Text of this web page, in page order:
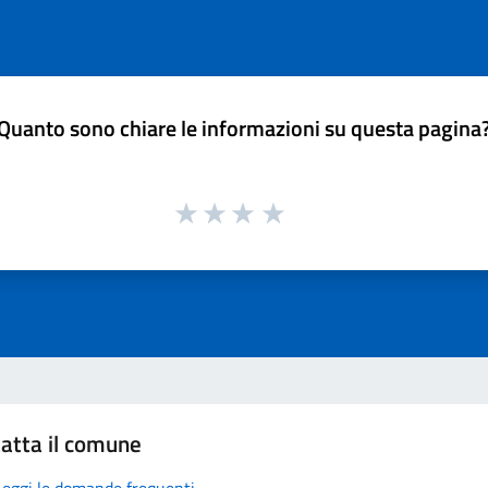
sono chiare le informazioni su questa
il comune